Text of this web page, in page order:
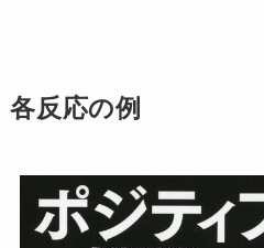
各反応の例